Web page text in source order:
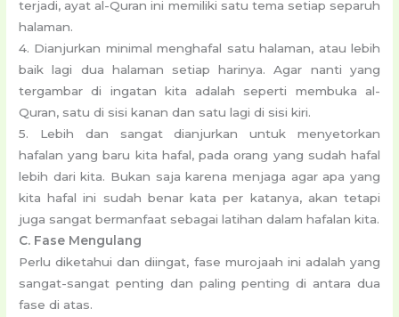
terjadi, ayat al-Quran ini memiliki satu tema setiap separuh
halaman.
4. Dianjurkan minimal menghafal satu halaman, atau lebih
baik lagi dua halaman setiap harinya. Agar nanti yang
tergambar di ingatan kita adalah seperti membuka al-
Quran, satu di sisi kanan dan satu lagi di sisi kiri.
5. Lebih dan sangat dianjurkan untuk menyetorkan
hafalan yang baru kita hafal, pada orang yang sudah hafal
lebih dari kita. Bukan saja karena menjaga agar apa yang
kita hafal ini sudah benar kata per katanya, akan tetapi
juga sangat bermanfaat sebagai latihan dalam hafalan kita.
C. Fase Mengulang
Perlu diketahui dan diingat, fase murojaah ini adalah yang
sangat-sangat penting dan paling penting di antara dua
fase di atas.